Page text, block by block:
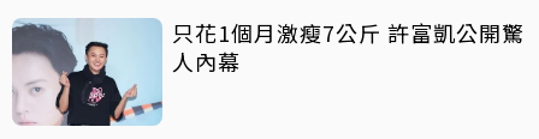
只花1個月激瘦7公斤 許富凱公開驚
人內幕